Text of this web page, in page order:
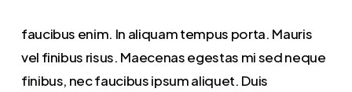
faucibus enim. In aliquam tempus porta. Mauris
vel finibus risus. Maecenas egestas mi sed neque
finibus, nec faucibus ipsum aliquet. Duis